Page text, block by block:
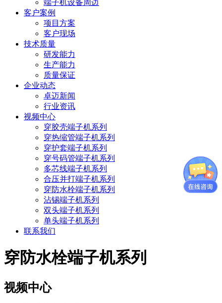
端子机设备周边
客户案例
项目方案
客户现场
技术质量
研发能力
生产能力
质量保证
企业动态
卓迈新闻
行业资讯
视频中心
穿胶壳端子机系列
穿热缩管端子机系列
穿护套端子机系列
穿号码管端子机系列
多芯线端子机系列
合压并打端子机系列
穿防水栓端子机系列
沾锡端子机系列
双头端子机系列
单头端子机系列
联系我们
穿防水栓端子机系列
视频中心